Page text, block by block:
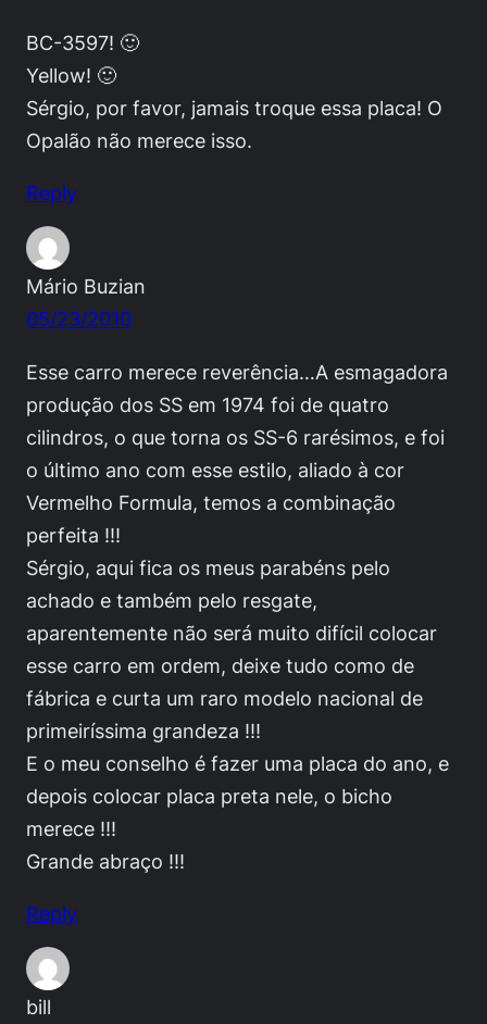
BC-3597! 🙂
Yellow! 🙂
Sérgio, por favor, jamais troque essa placa! O
Opalão não merece isso.
Reply
Mário Buzian
05/23/2010
Esse carro merece reverência…A esmagadora
produção dos SS em 1974 foi de quatro
cilindros, o que torna os SS-6 rarésimos, e foi
o último ano com esse estilo, aliado à cor
Vermelho Formula, temos a combinação
perfeita !!!
Sérgio, aqui fica os meus parabéns pelo
achado e também pelo resgate,
aparentemente não será muito difícil colocar
esse carro em ordem, deixe tudo como de
fábrica e curta um raro modelo nacional de
primeiríssima grandeza !!!
E o meu conselho é fazer uma placa do ano, e
depois colocar placa preta nele, o bicho
merece !!!
Grande abraço !!!
Reply
bill